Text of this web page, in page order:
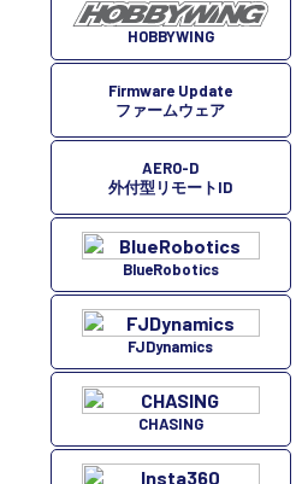
HOBBYWING
Firmware Update
ファームウェア
AERO-D
外付型リモートID
BlueRobotics
FJDynamics
CHASING